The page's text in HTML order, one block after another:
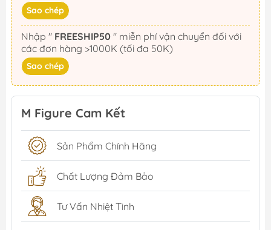
Sao chép
Nhập " FREESHIP50
các đơn hàng >1000K (tối đa 50K)
Sao chép
M Figure Cam Kết
Sản Phẩm Chính Hãng
Chất Lượng Đảm Bảo
Tư Vấn Nhiệt Tình